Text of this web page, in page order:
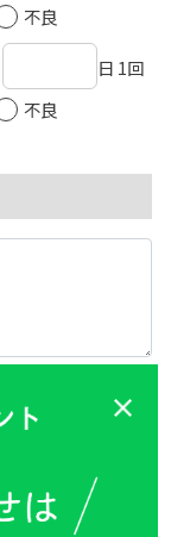
不良
日 1回
不良